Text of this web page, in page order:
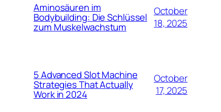
Aminosäuren im
Bodybuilding: Die Schlüssel
zum Muskelwachstum
October
18, 2025
5 Advanced Slot Machine
Strategies That Actually
Work in 2024
October
17, 2025